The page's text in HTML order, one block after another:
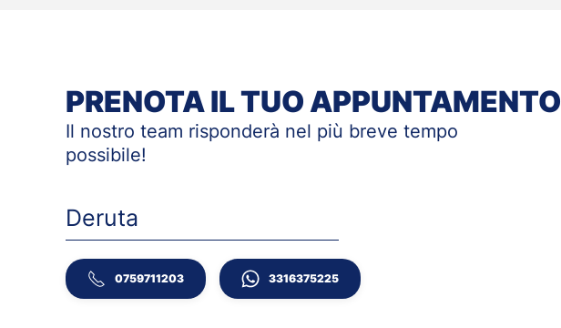
PRENOTA IL TUO APPUNTAMENTO
Il nostro team risponderà nel più breve tempo
possibile!
Deruta
0759711203 3316375225